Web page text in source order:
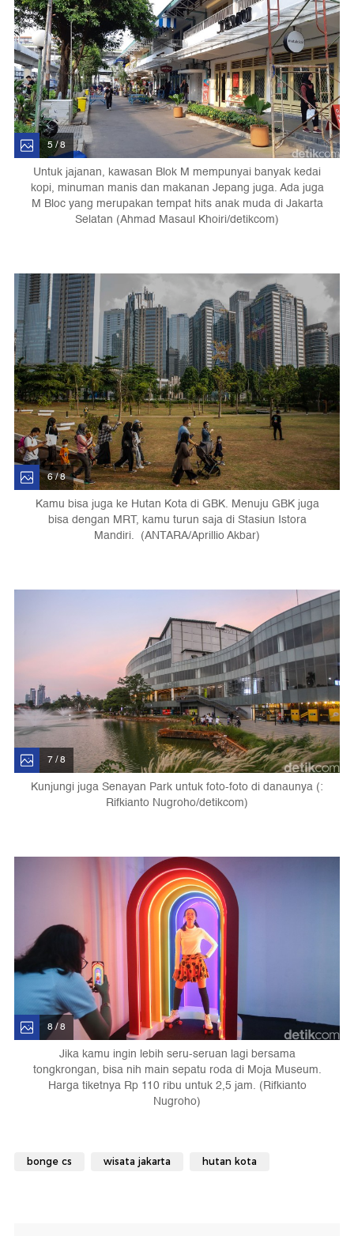
5 / 8
Untuk jajanan, kawasan Blok M mempunyai banyak kedai
kopi, minuman manis dan makanan Jepang juga. Ada juga
M Bloc yang merupakan tempat hits anak muda di Jakarta
Selatan (Ahmad Masaul Khoiri/detikcom)
6 / 8
Kamu bisa juga ke Hutan Kota di GBK. Menuju GBK juga
bisa dengan MRT, kamu turun saja di Stasiun Istora
Mandiri. (ANTARA/Aprillio Akbar)
7 / 8
Kunjungi juga Senayan Park untuk foto-foto di danaunya (:
Rifkianto Nugroho/detikcom)
8 / 8
Jika kamu ingin lebih seru-seruan lagi bersama
tongkrongan, bisa nih main sepatu roda di Moja Museum.
Harga tiketnya Rp 110 ribu untuk 2,5 jam. (Rifkianto
Nugroho)
bonge cs wisata jakarta hutan kota